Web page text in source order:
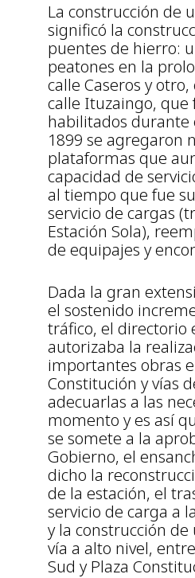
La construcción de
significó la
puentes de hierro:
peatones en la
calle Caseros y
calle Ituzaingo, que
habilitados durante
1899 se agregaron
plataformas que
capacidad de
al tiempo que fue
servicio de cargas
Estación Sola),
de equipajes y
Dada la gran
el sostenido
tráfico, el directorio
autorizaba la
importantes obras
Constitución y vías
adecuarlas a las
momento y es así
se somete a la
Gobierno, el
dicho la
de la estación, el
servicio de carga a
y la construcción
vía a alto nivel,
Sud y Plaza